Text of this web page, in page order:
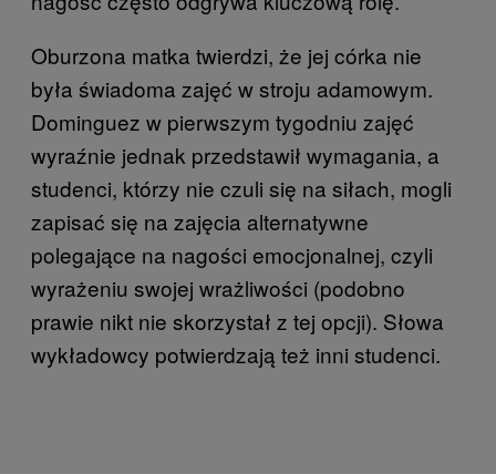
Oburzona matka twierdzi, że jej córka nie
była świadoma zajęć w stroju adamowym.
Dominguez w pierwszym tygodniu zajęć
wyraźnie jednak przedstawił wymagania, a
studenci, którzy nie czuli się na siłach, mogli
zapisać się na zajęcia alternatywne
polegające na nagości emocjonalnej, czyli
wyrażeniu swojej wrażliwości (podobno
prawie nikt nie skorzystał z tej opcji). Słowa
wykładowcy potwierdzają też inni studenci.